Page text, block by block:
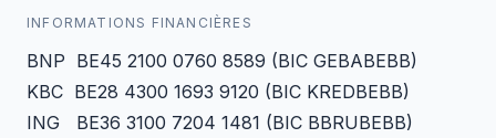
INFORMATIONS FINANCIÈRES
BNP BE45 2100 0760 8589 (BIC GEBABEBB)
KBC BE28 4300 1693 9120 (BIC KREDBEBB)
ING BE36 3100 7204 1481 (BIC BBRUBEBB)